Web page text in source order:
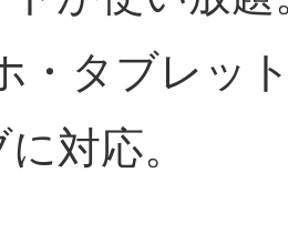
・タブレッ
対応。